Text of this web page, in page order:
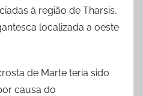
à região de Tharsis,
localizada a oeste
de Marte teria sido
causa do